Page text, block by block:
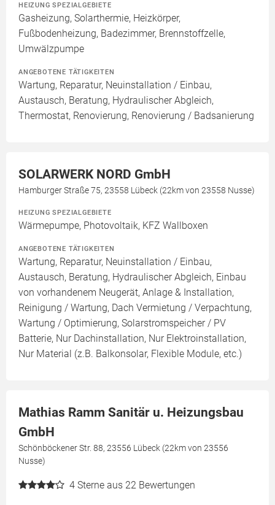
HEIZUNG SPEZIALGEBIETE
Gasheizung, Solarthermie, Heizkörper,
Fußbodenheizung, Badezimmer, Brennstoffzelle,
Umwälzpumpe
ANGEBOTENE TÄTIGKEITEN
Wartung, Reparatur, Neuinstallation / Einbau,
Austausch, Beratung, Hydraulischer Abgleich,
Thermostat, Renovierung, Renovierung / Badsanierung
SOLARWERK NORD GmbH
Hamburger Straße 75, 23558 Lübeck (22km von 23558 Nusse)
HEIZUNG SPEZIALGEBIETE
Wärmepumpe, Photovoltaik, KFZ Wallboxen
ANGEBOTENE TÄTIGKEITEN
Wartung, Reparatur, Neuinstallation / Einbau,
Austausch, Beratung, Hydraulischer Abgleich, Einbau
von vorhandenem Neugerät, Anlage & Installation,
Reinigung / Wartung, Dach Vermietung / Verpachtung,
Wartung / Optimierung, Solarstromspeicher / PV
Batterie, Nur Dachinstallation, Nur Elektroinstallation,
Nur Material (z.B. Balkonsolar, Flexible Module, etc.)
Mathias Ramm Sanitär u. Heizungsbau
GmbH
Schönböckener Str. 88, 23556 Lübeck (22km von 23556
Nusse)
4 Sterne aus 22 Bewertungen